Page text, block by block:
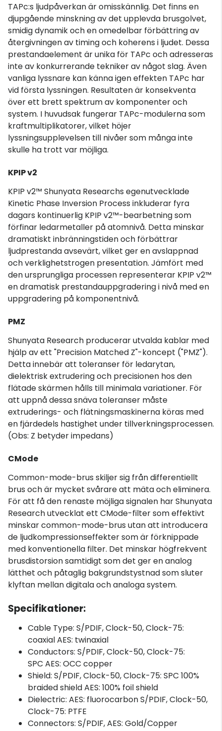
TAPc:s ljudpåverkan är omisskännlig. Det finns en
djupgående minskning av det upplevda brusgolvet,
smidig dynamik och en omedelbar förbättring av
återgivningen av timing och koherens i ljudet. Dessa
prestandaelement är unika för TAPc och adresseras
inte av konkurrerande tekniker av något slag. Även
vanliga lyssnare kan känna igen effekten TAPc har
vid första lyssningen. Resultaten är konsekventa
över ett brett spektrum av komponenter och
system. I huvudsak fungerar TAPc-modulerna som
kraftmultiplikatorer, vilket höjer
lyssningsupplevelsen till nivåer som många inte
skulle ha trott var möjliga.
KPIP v2
KPIP v2™ Shunyata Researchs egenutvecklade
Kinetic Phase Inversion Process inkluderar fyra
dagars kontinuerlig KPIP v2™-bearbetning som
förfinar ledarmetaller på atomnivå. Detta minskar
dramatiskt inbränningstiden och förbättrar
ljudprestanda avsevärt, vilket ger en avslappnad
och verklighetstrogen presentation. Jämfört med
den ursprungliga processen representerar KPIP v2™
en dramatisk prestandauppgradering i nivå med en
uppgradering på komponentnivå.
PMZ
Shunyata Research producerar utvalda kablar med
hjälp av ett "Precision Matched Z"-koncept ("PMZ").
Detta innebär att toleranser för ledarytan,
dielektrisk extrudering och precisionen hos den
flätade skärmen hålls till minimala variationer. För
att uppnå dessa snäva toleranser måste
extruderings- och flätningsmaskinerna köras med
en fjärdedels hastighet under tillverkningsprocessen.
(Obs: Z betyder impedans)
CMode
Common-mode-brus skiljer sig från differentiellt
brus och är mycket svårare att mäta och eliminera.
För att få den renaste möjliga signalen har Shunyata
Research utvecklat ett CMode-filter som effektivt
minskar common-mode-brus utan att introducera
de ljudkompressionseffekter som är förknippade
med konventionella filter. Det minskar högfrekvent
brusdistorsion samtidigt som det ger en analog
lätthet och påtaglig bakgrundstystnad som sluter
klyftan mellan digitala och analoga system.
Specifikationer:
Cable Type: S/PDIF, Clock-50, Clock-75:
coaxial AES: twinaxial
Conductors: S/PDIF, Clock-50, Clock-75:
SPC AES: OCC copper
Shield: S/PDIF, Clock-50, Clock-75: SPC 100%
braided shield AES: 100% foil shield
Dielectric: AES: fluorocarbon S/PDIF, Clock-50,
Clock-75: PTFE
Connectors: S/PDIF, AES: Gold/Copper